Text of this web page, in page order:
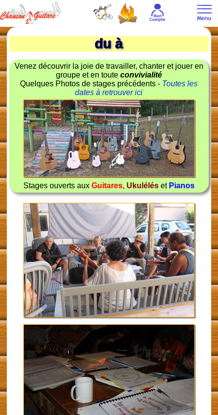
du à
Venez découvrir la joie de travailler, chanter et jouer en
groupe et en toute convivialité
Quelques Photos de stages précédents - Toutes les
dates à retrouver ici
Stages ouverts aux Guitares, Ukuléléset Pianos